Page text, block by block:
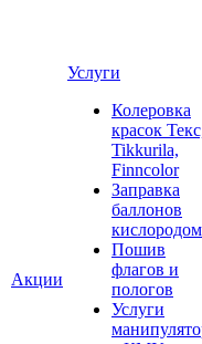
Акции
Услуги
Колеровка
красок
Tikkurila,
Finncolor
Заправка
баллонов
кислородом
Пошив
флагов и
пологов
Услуги